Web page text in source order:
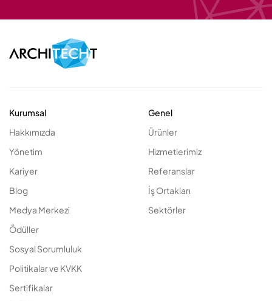
Kurumsal
Hakkımızda
Yönetim
Kariyer
Blog
Medya Merkezi
Ödüller
Sosyal Sorumluluk
Politikalar ve KVKK
Sertifikalar
Genel
Ürünler
Hizmetlerimiz
Referanslar
İş Ortakları
Sektörler